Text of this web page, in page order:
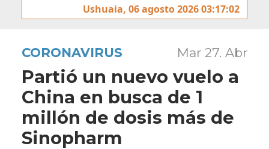
Ushuaia, 06 agosto 2026 03:17:02
CORONAVIRUS Mar 27. Abr
Partió un nuevo vuelo a
China en busca de 1
millón de dosis más de
Sinopharm